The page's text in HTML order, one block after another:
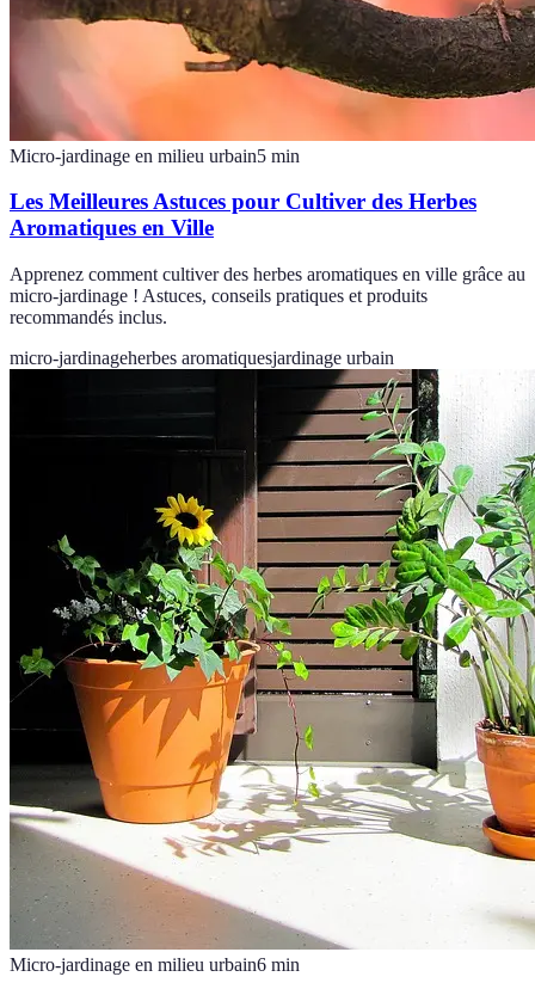
Micro-jardinage en milieu urbain5 min
Les Meilleures Astuces pour Cultiver des Herbes
Aromatiques en Ville
Apprenez comment cultiver des herbes aromatiques en ville grâce au
micro-jardinage ! Astuces, conseils pratiques et produits
recommandés inclus.
micro-jardinageherbes aromatiquesjardinage urbain
Micro-jardinage en milieu urbain6 min